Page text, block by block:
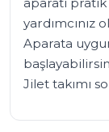
yardımcınız
Aparata
Jilet takımı